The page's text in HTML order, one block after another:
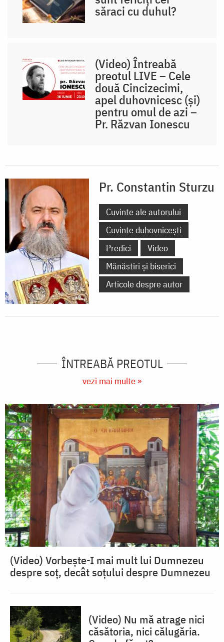
săraci cu duhul?
(Video) Întreabă
preotul LIVE – Cele
două Cincizecimi,
apel duhovnicesc (și)
pentru omul de azi –
Pr. Răzvan Ionescu
Pr. Constantin Sturzu
Cuvinte ale autorului
Cuvinte duhovnicești
Predici
Video
Mănăstiri și biserici
Articole despre autor
ÎNTREABĂ PREOTUL
vezi mai multe »
(Video) Vorbește-I mai mult lui Dumnezeu
despre soț, decât soțului despre Dumnezeu
(Video) Nu mă atrage nici
căsătoria, nici călugăria.